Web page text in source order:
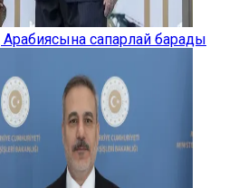
сапарлай барады